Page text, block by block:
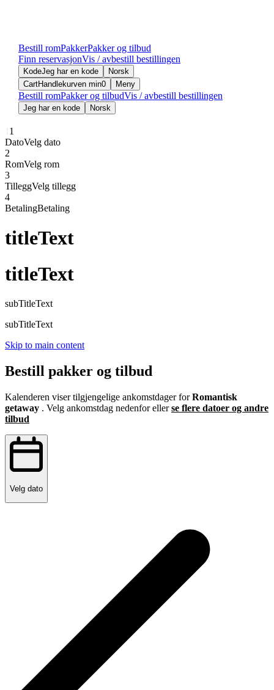
Bestill romPakkerPakker og tilbud
Finn reservasjonVis / avbestill bestillingen
KodeJeg har en kode
Norsk
CartHandlekurven min0 Meny
Bestill romPakker og tilbudVis / avbestill bestillingen
Jeg har en kode Norsk
11
DatoVelg dato
2
RomVelg rom
3
TilleggVelg tillegg
4
BetalingBetaling
titleText
titleText
subTitleText
subTitleText
Skip to main content
Bestill pakker og tilbud
Kalenderen viser tilgjengelige ankomstdager forRomantisk
getaway . Velg ankomstdag nedenfor ellerse flere datoer og andre
tilbud
Velg dato